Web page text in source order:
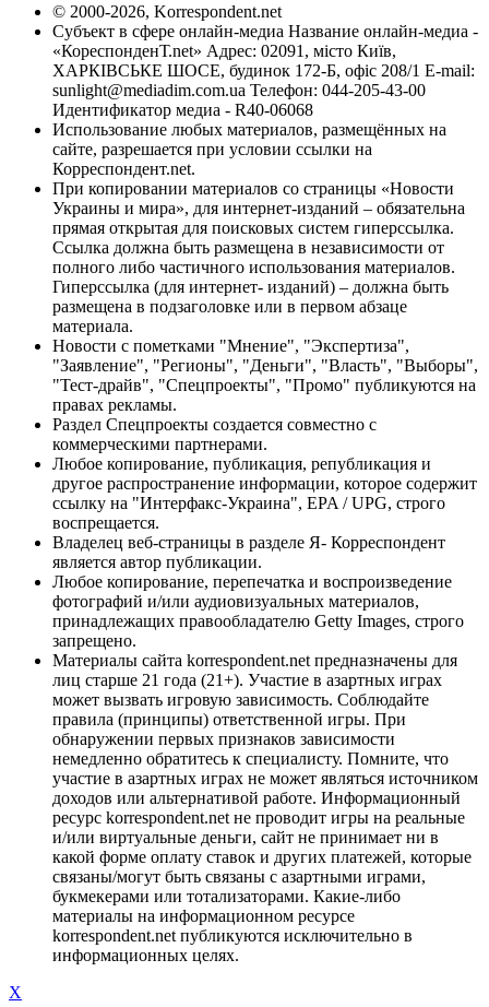
© 2000-2026, Korrespondent.net
Субъект в сфере онлайн-медиа Название онлайн-медиа -
«КореспонденТ.net» Адрес: 02091, місто Київ,
ХАРКІВСЬКЕ ШОСЕ, будинок 172-Б, офіс 208/1 E-mail:
sunlight@mediadim.com.ua Телефон: 044-205-43-00
Идентификатор медиа - R40-06068
Использование любых материалов, размещённых на
сайте, разрешается при условии ссылки на
Корреспондент.net.
При копировании материалов со страницы «Новости
Украины и мира», для интернет-изданий – обязательна
прямая открытая для поисковых систем гиперссылка.
Ссылка должна быть размещена в независимости от
полного либо частичного использования материалов.
Гиперссылка (для интернет- изданий) – должна быть
размещена в подзаголовке или в первом абзаце
материала.
Новости с пометками "Мнение", "Экспертиза",
"Заявление", "Регионы", "Деньги", "Власть", "Выборы",
"Тест-драйв", "Спецпроекты", "Промо" публикуются на
правах рекламы.
Раздел Спецпроекты создается совместно с
коммерческими партнерами.
Любое копирование, публикация, републикация и
другое распространение информации, которое содержит
ссылку на "Интерфакс-Украина", EPA / UPG, строго
воспрещается.
Владелец веб-страницы в разделе Я- Корреспондент
является автор публикации.
Любое копирование, перепечатка и воспроизведение
фотографий и/или аудиовизуальных материалов,
принадлежащих правообладателю Getty Images, строго
запрещено.
Материалы сайта korrespondent.net предназначены для
лиц старше 21 года (21+). Участие в азартных играх
может вызвать игровую зависимость. Соблюдайте
правила (принципы) ответственной игры. При
обнаружении первых признаков зависимости
немедленно обратитесь к специалисту. Помните, что
участие в азартных играх не может являться источником
доходов или альтернативой работе. Информационный
ресурс korrespondent.net не проводит игры на реальные
и/или виртуальные деньги, сайт не принимает ни в
какой форме оплату ставок и других платежей, которые
связаны/могут быть связаны с азартными играми,
букмекерами или тотализаторами. Какие-либо
материалы на информационном ресурсе
korrespondent.net публикуются исключительно в
информационных целях.
X